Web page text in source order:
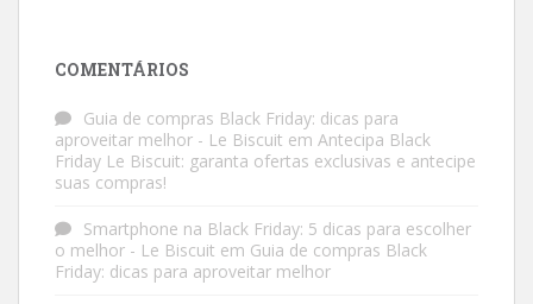
COMENTÁRIOS
Guia de compras Black Friday: dicas para
aproveitar melhor - Le Biscuit em Antecipa Black
Friday Le Biscuit: garanta ofertas exclusivas e antecipe
suas compras!
Smartphone na Black Friday: 5 dicas para escolher
o melhor - Le Biscuit em Guia de compras Black
Friday: dicas para aproveitar melhor